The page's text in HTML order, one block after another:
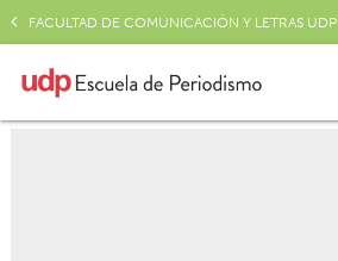
FACULTAD DE COMUNICACIÓN Y LETRAS UDP